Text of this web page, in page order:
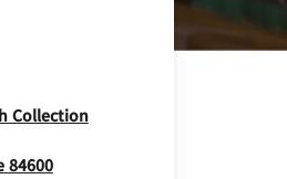
CollectionOpens In New Window
84600Opens In New Window